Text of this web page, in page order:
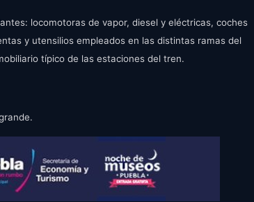
s
c
locomotoras de vapor, diesel y eléctricas, coches
y utensilios empleados en las distintas ramas del
típico de las estaciones del tren.